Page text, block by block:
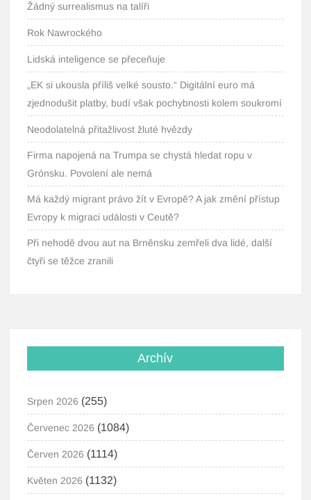
Žádný surrealismus na talíři
Rok Nawrockého
Lidská inteligence se přeceňuje
„EK si ukousla příliš velké sousto.“ Digitální euro má
zjednodušit platby, budí však pochybnosti kolem soukromí
Neodolatelná přitažlivost žluté hvězdy
Firma napojená na Trumpa se chystá hledat ropu v
Grónsku. Povolení ale nemá
Má každý migrant právo žít v Evropě? A jak změní přístup
Evropy k migraci události v Ceutě?
Při nehodě dvou aut na Brněnsku zemřeli dva lidé, další
čtyři se těžce zranili
Archív
Srpen 2026 (255)
Červenec 2026 (1084)
Červen 2026 (1114)
Květen 2026 (1132)